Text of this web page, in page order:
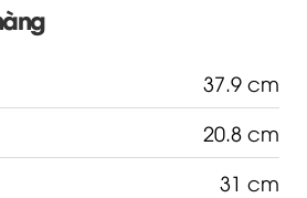
37.9 cm
20.8 cm
31 cm